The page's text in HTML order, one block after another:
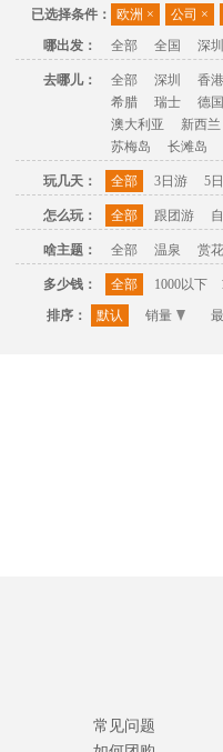
已选择条件： 欧洲 × 公司 ×
哪出发：
全部 全国 深圳
去哪儿： 全部 深圳 香港
希腊
瑞士 德国
澳大利亚
新西兰
苏梅岛
长滩岛
玩几天： 全部 3日游 5
怎么玩： 全部 跟团游
啥主题： 全部 温泉 赏花
多少钱： 全部 1000以下
排序：
默认 销量
常见问题